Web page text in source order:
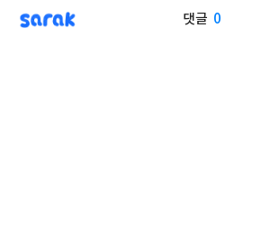
sarak 댓글 0